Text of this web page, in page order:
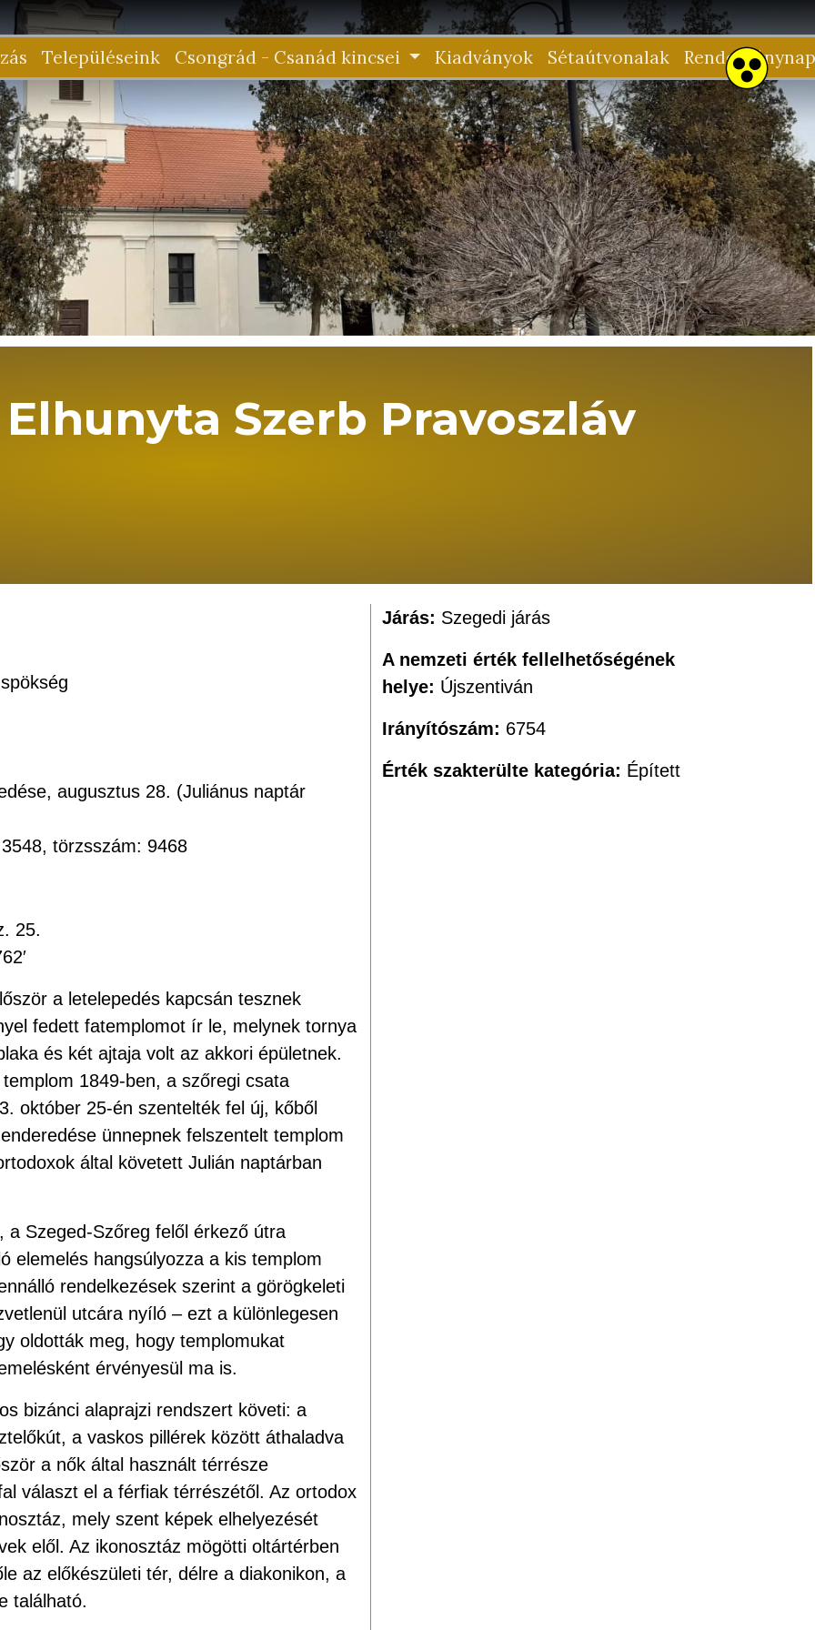
Településeink Csongrád - Csanád kincsei Kiadványok Sétaútvonalak
Szerb Pravoszláv
augusztus 28. (Juliánus naptár
törzsszám: 9468
25.
a letelepedés kapcsán tesznek
fedett fatemplomot ír le, melynek tornya
és két ajtaja volt az akkori épületnek.
1849-ben, a szőregi csata
október 25-én szentelték fel új, kőből
ünnepnek felszentelt templom
által követett Julián naptárban
Szeged-Szőreg felől érkező útra
elemelés hangsúlyozza a kis templom
rendelkezések szerint a görögkeleti
utcára nyíló – ezt a különlegesen
oldották meg, hogy templomukat
érvényesül ma is.
bizánci alaprajzi rendszert követi: a
a vaskos pillérek között áthaladva
a nők által használt térrésze
választ el a férfiak térrészétől. Az ortodox
mely szent képek elhelyezését
elől. Az ikonosztáz mögötti oltártérben
az előkészületi tér, délre a diakonikon, a
található.
Járás: Szegedi járás
A nemzeti érték fellelhetőségének
helye: Újszentiván
Irányítószám: 6754
Érték szakterülte kategória: Épített